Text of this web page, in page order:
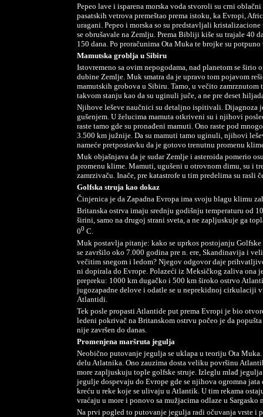
Pepeo lave i isparena morska voda stvoroli su crni
pasatskih vetrova premeštao prema istoku, ka Evropi,
uragani. Pepeo i morska so su predstavljali
se obrušavale na Zemlju. Prema Bibliji kiše su trajale 40
150 dana. Po proračunima Ota Muka te brojke su
Mamutska groblja u Sibiru
Istovremeno sa ovim nepogodama, nad planetom se
dubine Zemlje. Muk smatra da je upravo tom pojavom
mamutskih grobova u Sibiru. Tamo, u večito
takvom stanju kao da su uginuli juče, a ne pre deset
Njihove leševe naučnici su detaljno ispitivali. Dijagnoza
gušenjem. U želucima mamuta otkriveni su i njihovi
raste tamo gde su pronađeni mamuti. Ono raste pod
3.500 km južnije. Da su mamuti tamo uginuli, njihovi
nameće pretpostavku da je gotovo trenutnu promenu
Muk objašnjava da je sudar Zemlje i asteroida pomerio
promenu klime. Mamuti, ugušeni u otrovnom dimu, su i
zamrzivaču. Inače, pre katastrofe u tim predelima su rasli
Golfska struja kao dokaz
Činjenica je da Zapadna Evropa ima svoju blagu klimu
Britanska ostrva imaju srednju godišnju temperaturu od 10
širini, samo na drugoj strani sveta, a ne zapljuskuje ga
00 C.
Muk postavlja pitanje: kako se uprkos postojanju
se završilo oko 7.000 godina pre n. ere, Skandinavija i
večitim snegom i ledom? Njegov odgovor daje
ni dopirala do Evrope. Polazeći iz Meksičkog zaliva ona
prepreku: 1000 km dugačko i 500 km široko ostrvo
jugozapadne delove i odatle se u neprekidnoj cirkulaciji
Atlantidi.
Tek posle propasti Atlantide put prema Evropi je bio
ledeni pokrivač na Britanskom ostrvu počeo je da
nije završen do danas.
Promenjena maršruta jegulja
Neobično putovanje jegulja se uklapa u teoriju Ota
delu Atlatnika. Ono zauzima dosta veliku površinu
more zapljuskuju tople golfske struje. Izleglu mlađ
jegulje dospevaju do Evrope gde se njihova ogromna
kreću u reke koje se ulivaju u Atlantik. U tim rekama
vraćaju u more i ponovo sa mužjacima odlaze u Sargasko
Na prvi pogled to putovanje jegulja radi očuvanja vrste i